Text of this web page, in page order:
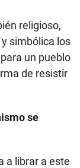
religioso,
simbólica los
un pueblo
de resistir
se
a librar a este